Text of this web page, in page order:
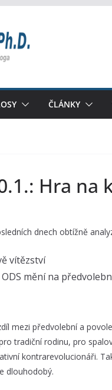
ČLÁNKY
Hra na
dnech obtížně
vítězství
mění na
mezi předvolební a
tradiční rodinu, pro
kontrarevolucionáři.
dlouhodobý.